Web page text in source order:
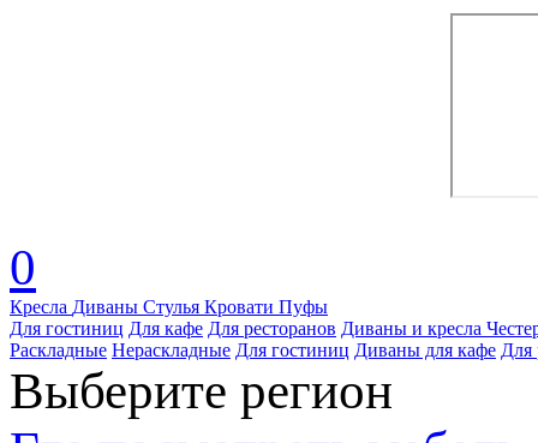
0
Кресла Диваны Стулья Кровати Пуфы
Для гостиниц Для кафе Для ресторанов Диваны и кресла
Раскладные Нераскладные Для гостиниц Диваны для кафе Для
Выберите регион